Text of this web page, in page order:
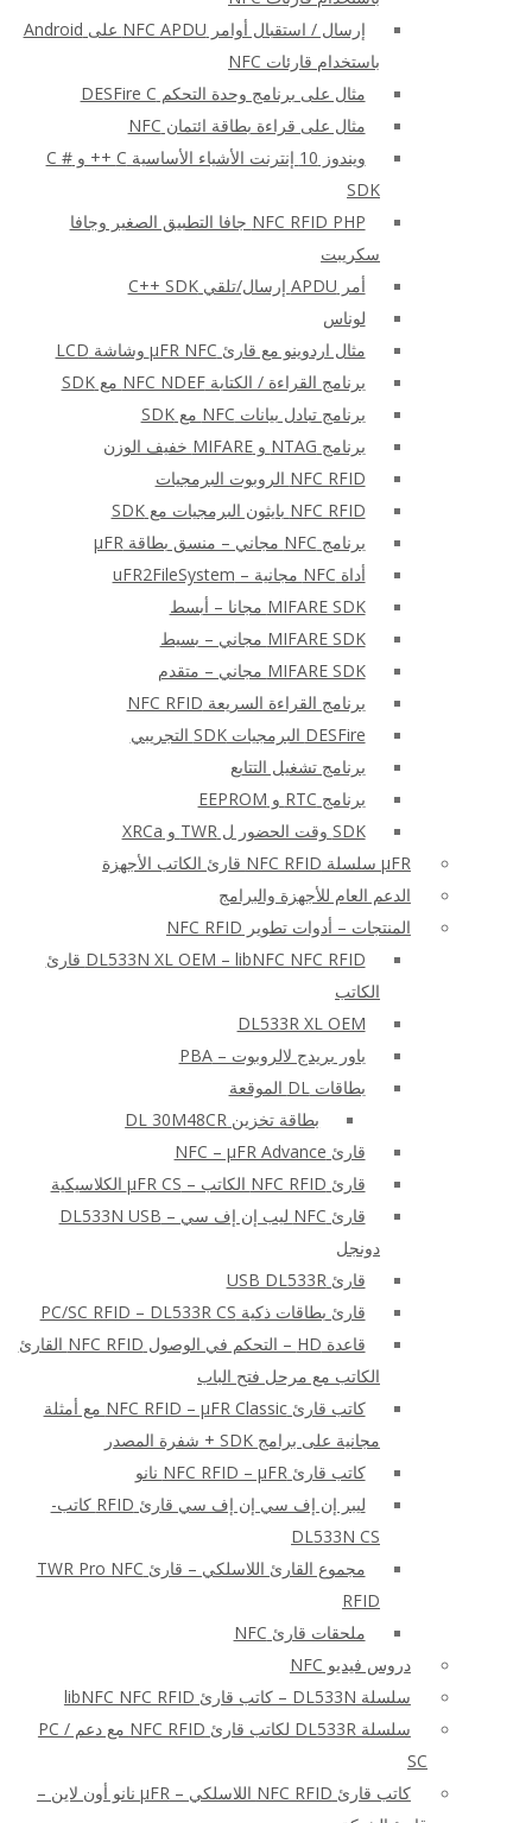
إرسال / استقبال أوامر NFC APDU على Android
باستخدام قارئات NFC
مثال على برنامج وحدة التحكم DESFire C
مثال على قراءة بطاقة ائتمان NFC
ويندوز 10 إنترنت الأشياء الأساسية C ++ و C #
SDK
NFC RFID PHP جافا التطبيق الصغير وجافا
سكريبت
أمر APDU إرسال/تلقي C++ SDK
لوناس
مثال اردوينو مع قارئ μFR NFC وشاشة LCD
برنامج القراءة / الكتابة NFC NDEF مع SDK
برنامج تبادل بيانات NFC مع SDK
برنامج NTAG و MIFARE خفيف الوزن
NFC RFID الروبوت البرمجيات
NFC RFID بايثون البرمجيات مع SDK
برنامج NFC مجاني – منسق بطاقة μFR
أداة NFC مجانية – uFR2FileSystem
MIFARE SDK مجانا – أبسط
MIFARE SDK مجاني – بسيط
MIFARE SDK مجاني – متقدم
برنامج القراءة السريعة NFC RFID
DESFire البرمجيات SDK التجريبي
برنامج تشغيل التتابع
برنامج RTC و EEPROM
SDK وقت الحضور ل TWR و XRCa
μFR سلسلة NFC RFID قارئ الكاتب الأجهزة
الدعم العام للأجهزة والبرامج
المنتجات – أدوات تطوير NFC RFID
DL533N XL OEM – libNFC NFC RFID قارئ
الكاتب
DL533R XL OEM
باور بريدج لالروبوت – PBA
بطاقات DL الموقعة
بطاقة تخزين DL 30M48CR
قارئ NFC – μFR Advance
قارئ NFC RFID الكاتب – μFR CS الكلاسيكية
قارئ NFC ليب إن إف سي – DL533N USB
دونجل
قارئ USB DL533R
قارئ بطاقات ذكية PC/SC RFID – DL533R CS
قاعدة HD – التحكم في الوصول NFC RFID القارئ
الكاتب مع مرحل فتح الباب
كاتب قارئ NFC RFID – μFR Classic مع أمثلة
مجانية على برامج SDK + شفرة المصدر
كاتب قارئ NFC RFID – μFR نانو
ليبر إن إف سي إن إف سي قارئ RFID كاتب-
DL533N CS
مجموع القارئ اللاسلكي – قارئ TWR Pro NFC
RFID
ملحقات قارئ NFC
دروس فيديو NFC
سلسلة DL533N – كاتب قارئ libNFC NFC RFID
سلسلة DL533R لكاتب قارئ NFC RFID مع دعم PC /
SC
كاتب قارئ NFC RFID اللاسلكي – μFR نانو أون لاين –